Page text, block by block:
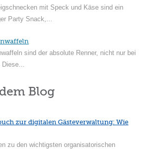
mit Speck und Käse sind ein
Party Snack,...
sind der absolute Renner, nicht nur bei
Diese...
Blog
zur digitalen Gästeverwaltung: Wie
zu den wichtigsten organisatorischen